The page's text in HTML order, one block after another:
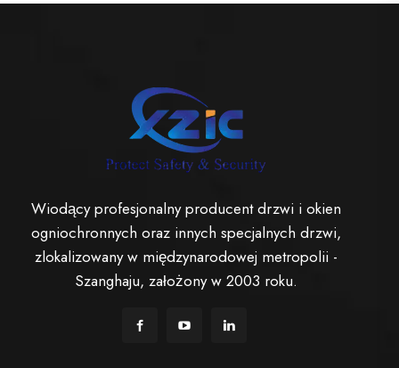
Wiodący profesjonalny producent drzwi i okien
ogniochronnych oraz innych specjalnych drzwi,
zlokalizowany w międzynarodowej metropolii -
Szanghaju, założony w 2003 roku.